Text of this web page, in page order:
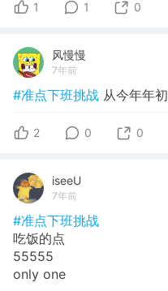
1 1 0
风慢慢
7年前
#准点下班挑战 从今年年
2 0 0
iseeU
7年前
#准点下班挑战
吃饭的点
55555
only one